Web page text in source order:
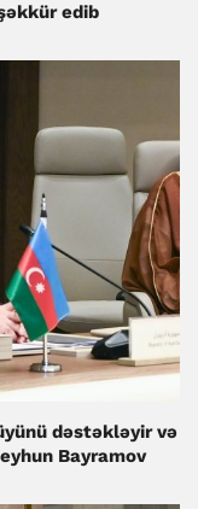
edib
dəstəkləyir və
Bayramov